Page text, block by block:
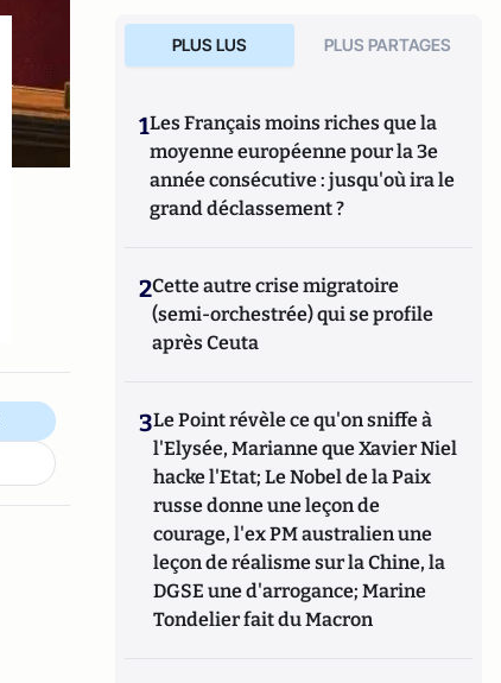
PLUS LUS PLUS PARTAGES
1Les Français moins riches que la
moyenne européenne pour la 3e
année consécutive : jusqu'où ira le
grand déclassement ?
2Cette autre crise migratoire
(semi-orchestrée) qui se profile
après Ceuta
3Le Point révèle ce qu'on sniffe à
l'Elysée, Marianne que Xavier Niel
hacke l'Etat; Le Nobel de la Paix
russe donne une leçon de
courage, l'ex PM australien une
leçon de réalisme sur la Chine, la
DGSE une d'arrogance; Marine
Tondelier fait du Macron